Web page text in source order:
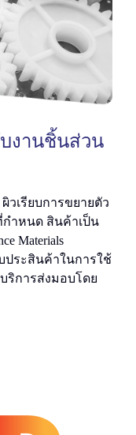
งานชิ้นส่วน
เรียบการขยายตัว
ำหนด สินค้าเป็น
Materials
ระสินค้าในการใช้
ริการส่งมอบโดย